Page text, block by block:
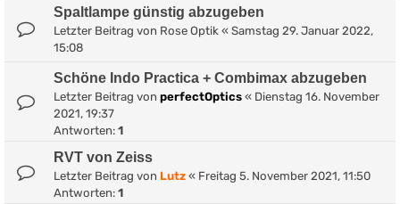
Spaltlampe günstig abzugeben
Letzter Beitrag von Rose Optik « Samstag 29. Januar 2022,
15:08
Schöne Indo Practica + Combimax abzugeben
Letzter Beitrag von perfectOptics « Dienstag 16. November
2021, 19:37
Antworten: 1
RVT von Zeiss
Letzter Beitrag von Lutz « Freitag 5. November 2021, 11:50
Antworten: 1